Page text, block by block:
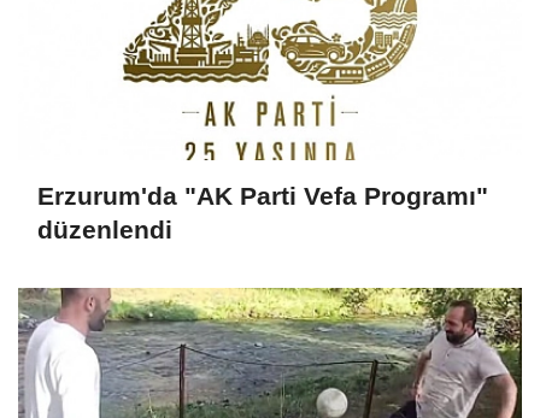
Erzurum'da "AK Parti Vefa Programı"
düzenlendi